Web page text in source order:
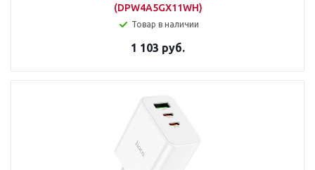
(DPW4A5GX11WH)
Товар в наличии
1 103 руб.